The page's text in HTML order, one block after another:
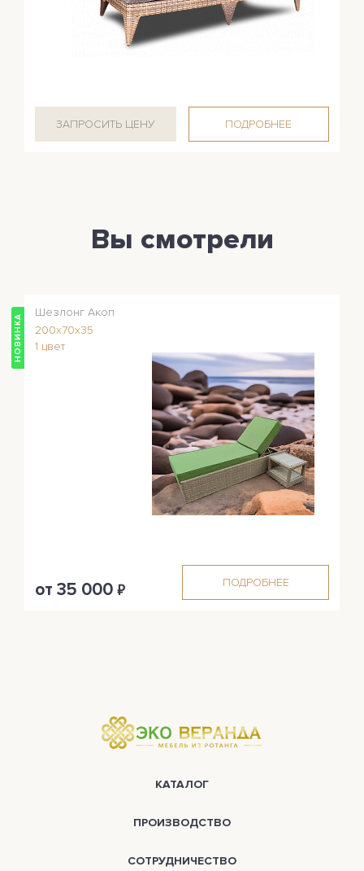
ЗАПРОСИТЬ ЦЕНУ ПОДРОБНЕЕ
Вы смотрели
НОВИНКА
ПОДРОБНЕЕ
Шезлонг Акоп
200x70x35
1 цвет
от 35 000 ₽
КАТАЛОГ
ПРОИЗВОДСТВО
СОТРУДНИЧЕСТВО